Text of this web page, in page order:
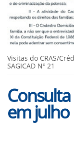
Visitas do CRAS/
SAGICAD Nº 21
em julho